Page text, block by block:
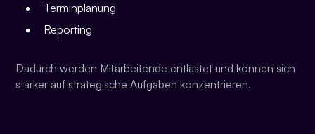
Terminplanung
Reporting
Dadurch werden Mitarbeitende entlastet und können sich
stärker auf strategische Aufgaben konzentrieren.